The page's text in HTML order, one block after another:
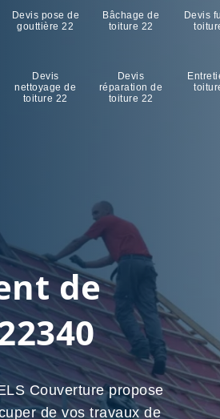
Devis pose de
gouttière 22
Bâchage de
toiture 22
Devis
Devis
nettoyage de
toiture 22
Devis
réparation de
toiture 22
de
Couverture propose
de vos travaux de